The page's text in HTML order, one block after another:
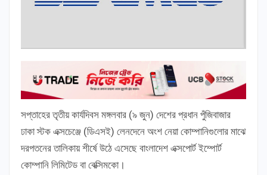
সপ্তাহের তৃতীয় কার্যদিবস মঙ্গলবার (৯ জুন) দেশের প্রধান পুঁজিবাজার
ঢাকা স্টক এক্সচেঞ্জে (ডিএসই) লেনদেনে অংশ নেয়া কোম্পানিগুলোর মাঝে
দরপতনের তালিকায় শীর্ষে উঠে এসেছে বাংলাদেশ এক্সপোর্ট ইম্পোর্ট
কোম্পানি লিমিটেড বা বেক্সিমকো।